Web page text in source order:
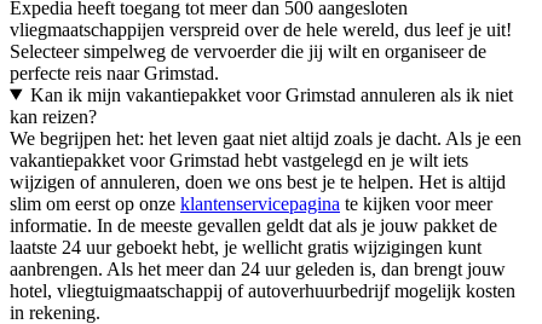
Expedia heeft toegang tot meer dan 500 aangesloten
vliegmaatschappijen verspreid over de hele wereld, dus leef je uit!
Selecteer simpelweg de vervoerder die jij wilt en organiseer de
perfecte reis naar Grimstad.
Kan ik mijn vakantiepakket voor Grimstad annuleren als ik niet
kan reizen?
We begrijpen het: het leven gaat niet altijd zoals je dacht. Als je een
vakantiepakket voor Grimstad hebt vastgelegd en je wilt iets
wijzigen of annuleren, doen we ons best je te helpen. Het is altijd
slim om eerst op onze klantenservicepagina te kijken voor meer
informatie. In de meeste gevallen geldt dat als je jouw pakket de
laatste 24 uur geboekt hebt, je wellicht gratis wijzigingen kunt
aanbrengen. Als het meer dan 24 uur geleden is, dan brengt jouw
hotel, vliegtuigmaatschappij of autoverhuurbedrijf mogelijk kosten
in rekening.